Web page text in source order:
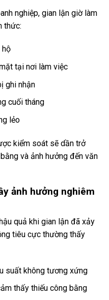
nghiệp, gian lận giờ làm
thức:
hộ
tại nơi làm việc
ghi nhận
cuối tháng
lẻo
kiểm soát sẽ dần trở
và ảnh hưởng đến văn
ảnh hưởng nghiêm
quả khi gian lận đã xảy
tiêu cực thường thấy
suất không tương xứng
thấy thiếu công bằng